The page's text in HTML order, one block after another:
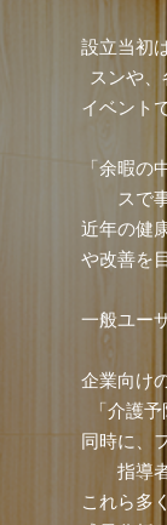
設立当初
スンや、
イベント
「余暇の
スで
近年の健
や改善を
一般ユー
企業向け
「介護
同時に、
指導
これら多